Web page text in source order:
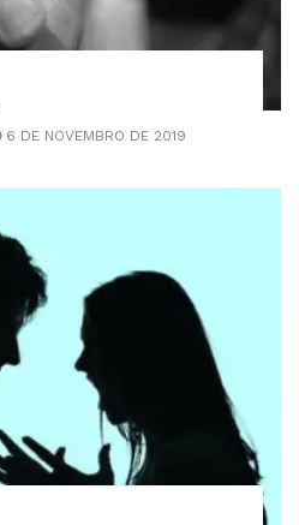
6 DE NOVEMBRO DE 2019